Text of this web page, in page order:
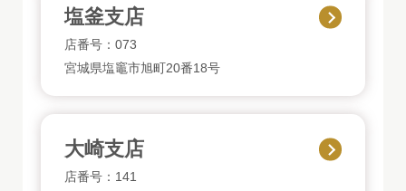
塩釜支店
店番号：073
宮城県塩竈市旭町20番18号
大崎支店
店番号：141